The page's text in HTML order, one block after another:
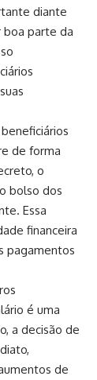
diante
boa parte da
de forma
o
bolso dos
Essa
financeira
pagamentos
é uma
a decisão de
de